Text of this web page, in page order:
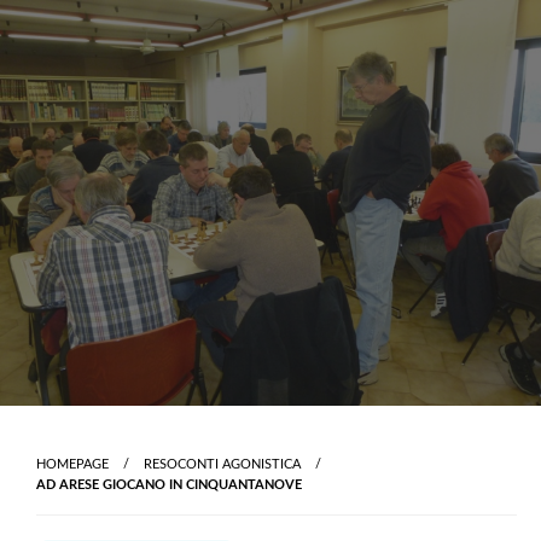
Skip
to
content
HOMEPAGE
RESOCONTI AGONISTICA
AD ARESE GIOCANO IN CINQUANTANOVE